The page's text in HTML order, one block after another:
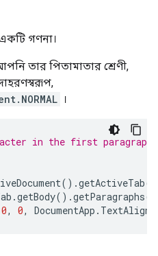
গণনা।
তার পিতামাতার শ্রেণী,
।
in the first paragraph
().getActiveTab
.getBody().getParagraphs
0, 0, DocumentApp .